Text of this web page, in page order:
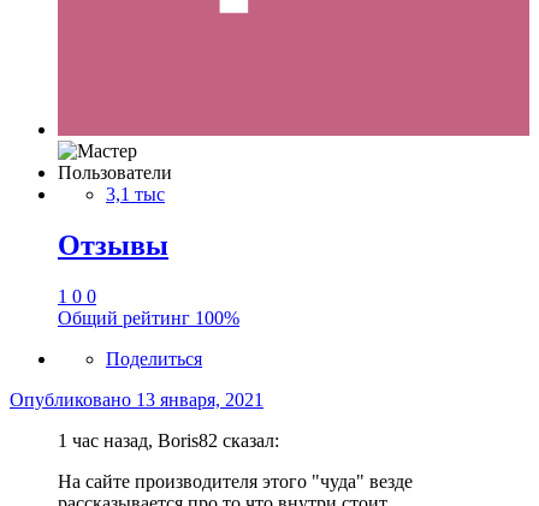
Пользователи
3,1 тыс
Отзывы
1 0 0
Общий рейтинг 100%
Поделиться
Опубликовано 13 января, 2021
1 час назад, Boris82 сказал:
На сайте производителя этого "чуда" везде